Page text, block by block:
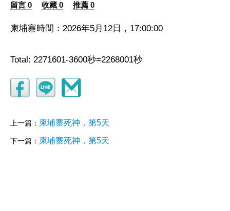
留言 0 收藏 0 推薦 0
柬埔寨時間：2026年5月12日，17:00:00
Total: 2271601-3600秒=2268001秒
上一篇： 柬埔寨死神，第5天
下一篇： 柬埔寨死神，第5天